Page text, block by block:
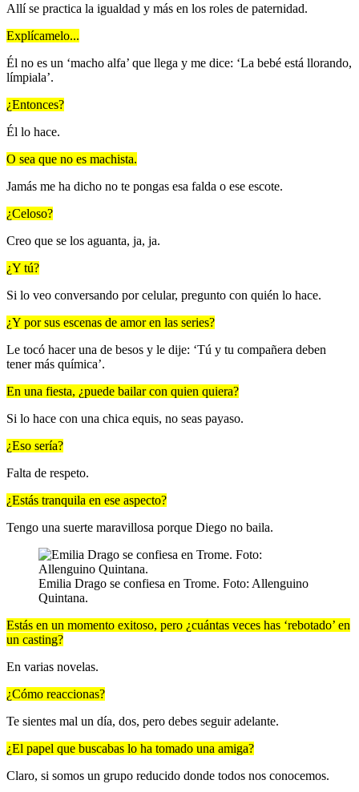
Allí se practica la igualdad y más en los roles de paternidad.
Explícamelo...
Él no es un ‘macho alfa’ que llega y me dice: ‘La bebé está llorando,
límpiala’.
¿Entonces?
Él lo hace.
O sea que no es machista.
Jamás me ha dicho no te pongas esa falda o ese escote.
¿Celoso?
Creo que se los aguanta, ja, ja.
¿Y tú?
Si lo veo conversando por celular, pregunto con quién lo hace.
¿Y por sus escenas de amor en las series?
Le tocó hacer una de besos y le dije: ‘Tú y tu compañera deben
tener más química’.
En una fiesta, ¿puede bailar con quien quiera?
Si lo hace con una chica equis, no seas payaso.
¿Eso sería?
Falta de respeto.
¿Estás tranquila en ese aspecto?
Tengo una suerte maravillosa porque Diego no baila.
Emilia Drago se confiesa en Trome. Foto: Allenguino
Quintana.
Estás en un momento exitoso, pero ¿cuántas veces has ‘rebotado’ en
un casting?
En varias novelas.
¿Cómo reaccionas?
Te sientes mal un día, dos, pero debes seguir adelante.
¿El papel que buscabas lo ha tomado una amiga?
Claro, si somos un grupo reducido donde todos nos conocemos.